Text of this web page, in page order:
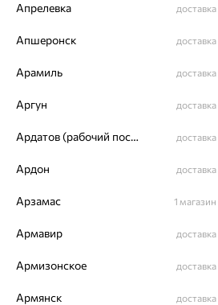
Подпишитесь на рассылку
узнавайте информацию о
Подписаться
Нажимая на кнопку «Подписаться», Вы
Апрелевка доставка
Апшеронск доставка
Арамиль доставка
Аргун доставка
Ардатов (рабочий поселок) доставка
Ардон доставка
Арзамас 1 магазин
Армавир доставка
Армизонское доставка
Армянск доставка